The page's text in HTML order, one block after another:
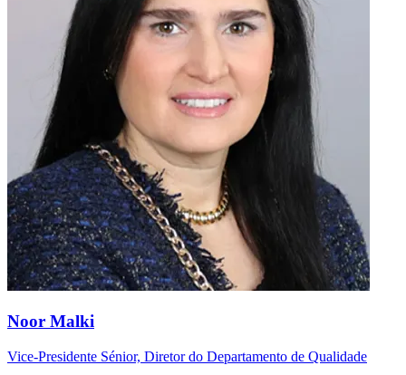
Noor Malki
Vice-Presidente Sénior, Diretor do Departamento de Qualidade